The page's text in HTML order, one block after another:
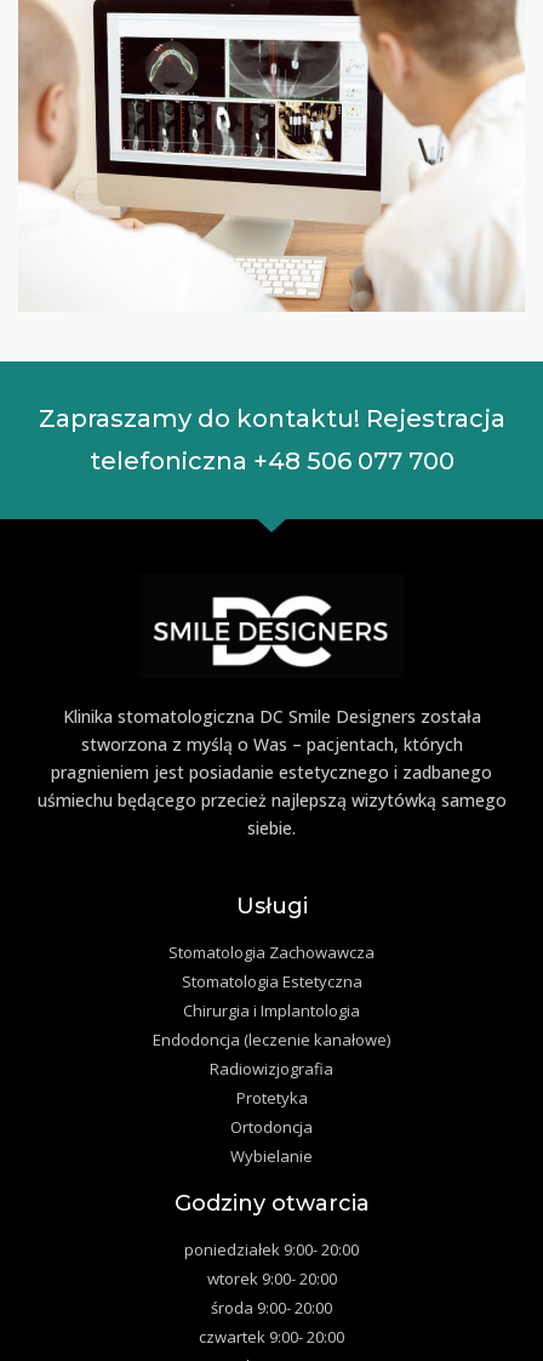
Zapraszamy do kontaktu! Rejestracja
telefoniczna +48 506 077 700
Klinika stomatologiczna DC Smile Designers została
stworzona z myślą o Was – pacjentach, których
pragnieniem jest posiadanie estetycznego i zadbanego
uśmiechu będącego przecież najlepszą wizytówką samego
siebie.
Usługi
Stomatologia Zachowawcza
Stomatologia Estetyczna
Chirurgia i Implantologia
Endodoncja (leczenie kanałowe)
Radiowizjografia
Protetyka
Ortodoncja
Wybielanie
Godziny otwarcia
poniedziałek 9:00- 20:00
wtorek 9:00- 20:00
środa 9:00- 20:00
czwartek 9:00- 20:00